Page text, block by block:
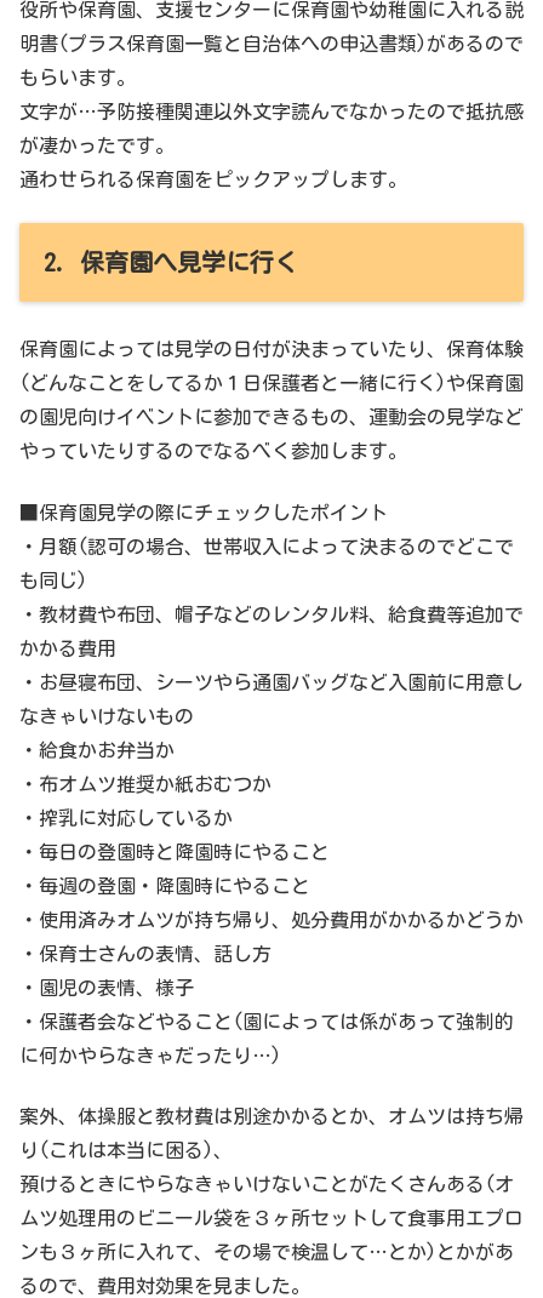
役所や保育園、支援センターに保育園や幼稚園に入れる説
明書(プラス保育園一覧と自治体への申込書類)があるので
もらいます。
文字が…予防接種関連以外文字読んでなかったので抵抗感
が凄かったです。
通わせられる保育園をピックアップします。
2. 保育園へ見学に行く
保育園によっては見学の日付が決まっていたり、保育体験
(どんなことをしてるか１日保護者と一緒に行く)や保育園
の園児向けイベントに参加できるもの、運動会の見学など
やっていたりするのでなるべく参加します。
■保育園見学の際にチェックしたポイント
・月額(認可の場合、世帯収入によって決まるのでどこで
も同じ)
・教材費や布団、帽子などのレンタル料、給食費等追加で
かかる費用
・お昼寝布団、シーツやら通園バッグなど入園前に用意し
なきゃいけないもの
・給食かお弁当か
・布オムツ推奨か紙おむつか
・搾乳に対応しているか
・毎日の登園時と降園時にやること
・毎週の登園・降園時にやること
・使用済みオムツが持ち帰り、処分費用がかかるかどうか
・保育士さんの表情、話し方
・園児の表情、様子
・保護者会などやること(園によっては係があって強制的
に何かやらなきゃだったり…)
案外、体操服と教材費は別途かかるとか、オムツは持ち帰
り(これは本当に困る)、
預けるときにやらなきゃいけないことがたくさんある(オ
ムツ処理用のビニール袋を３ヶ所セットして食事用エプロ
ンも３ヶ所に入れて、その場で検温して…とか)とかがあ
るので、費用対効果を見ました。